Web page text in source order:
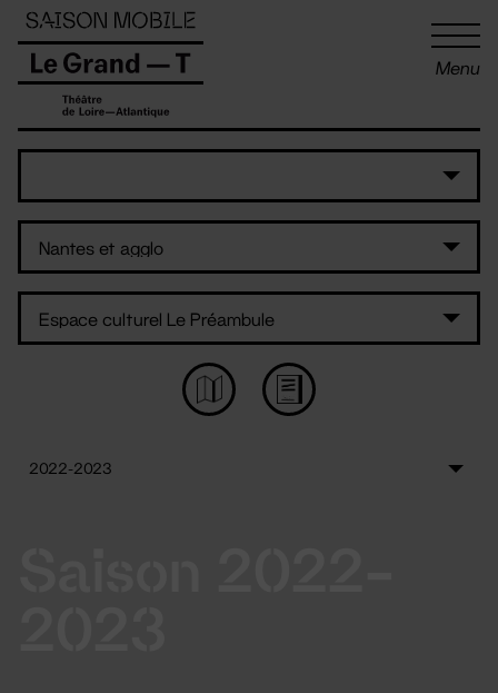
Menu
Panneau de gestion des cookies